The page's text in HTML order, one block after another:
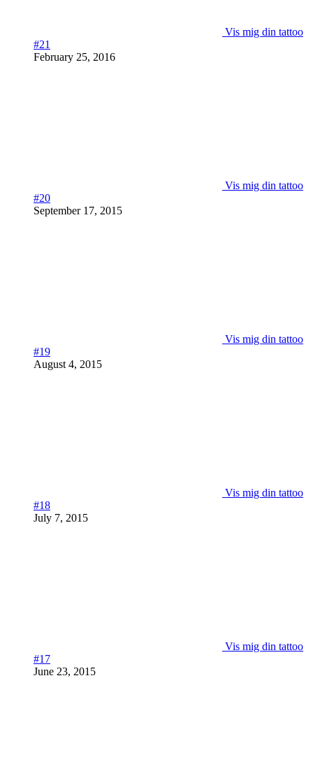
Vis mig din tattoo
#21
February 25, 2016
Vis mig din tattoo
#20
September 17, 2015
Vis mig din tattoo
#19
August 4, 2015
Vis mig din tattoo
#18
July 7, 2015
Vis mig din tattoo
#17
June 23, 2015